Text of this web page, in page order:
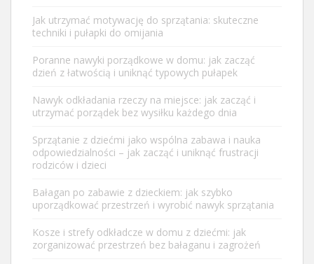
Jak utrzymać motywację do sprzątania: skuteczne
techniki i pułapki do omijania
Poranne nawyki porządkowe w domu: jak zacząć
dzień z łatwością i uniknąć typowych pułapek
Nawyk odkładania rzeczy na miejsce: jak zacząć i
utrzymać porządek bez wysiłku każdego dnia
Sprzątanie z dziećmi jako wspólna zabawa i nauka
odpowiedzialności – jak zacząć i uniknąć frustracji
rodziców i dzieci
Bałagan po zabawie z dzieckiem: jak szybko
uporządkować przestrzeń i wyrobić nawyk sprzątania
Kosze i strefy odkładcze w domu z dziećmi: jak
zorganizować przestrzeń bez bałaganu i zagrożeń